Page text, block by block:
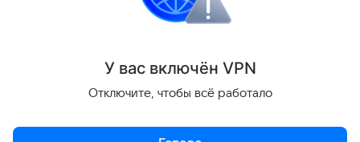
Поделиться
У вас включён VPN
Отключите, чтобы всё работало